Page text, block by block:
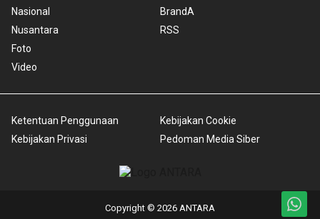
Nasional
Nusantara
Foto
Video
BrandA
RSS
Ketentuan Penggunaan
Kebijakan Privasi
Kebijakan Cookie
Pedoman Media Siber
Copyright © 2026 ANTARA